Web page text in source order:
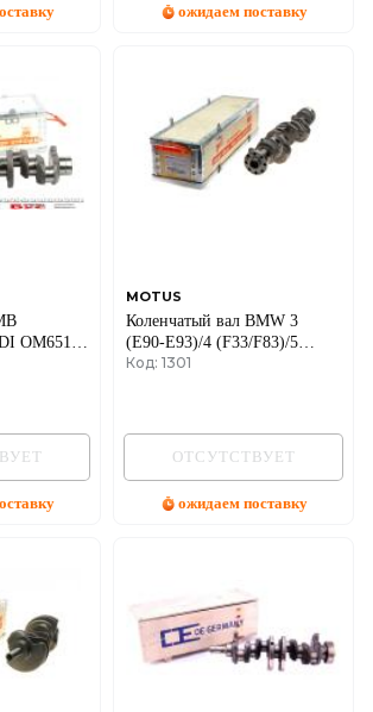
ожидаем поставку
OM651
MOTUS
Коленчатый вал BMW 3
(E90-E93)/4 (F33/F83)/5
(F10)/X3 (F25)/X5 (E70/F85)
Код: 1301
ОТСУТСТВУЕТ
ожидаем поставку